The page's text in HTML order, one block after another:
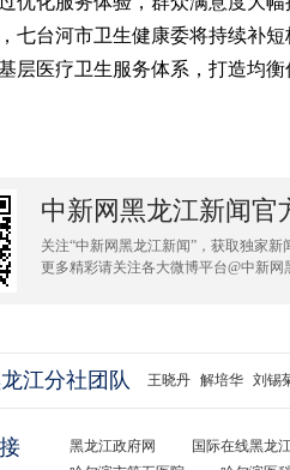
台河市卫生健康委将持续补短
层医疗卫生服务体系，打造均
中新网黑龙江新闻官
关注“中新网黑龙江新闻”，获取独家新
更多精彩请关注各大微博平台@中新网
江分社团队 王晓丹 解培华 刘锡
黑龙江政府网 国际在线黑龙